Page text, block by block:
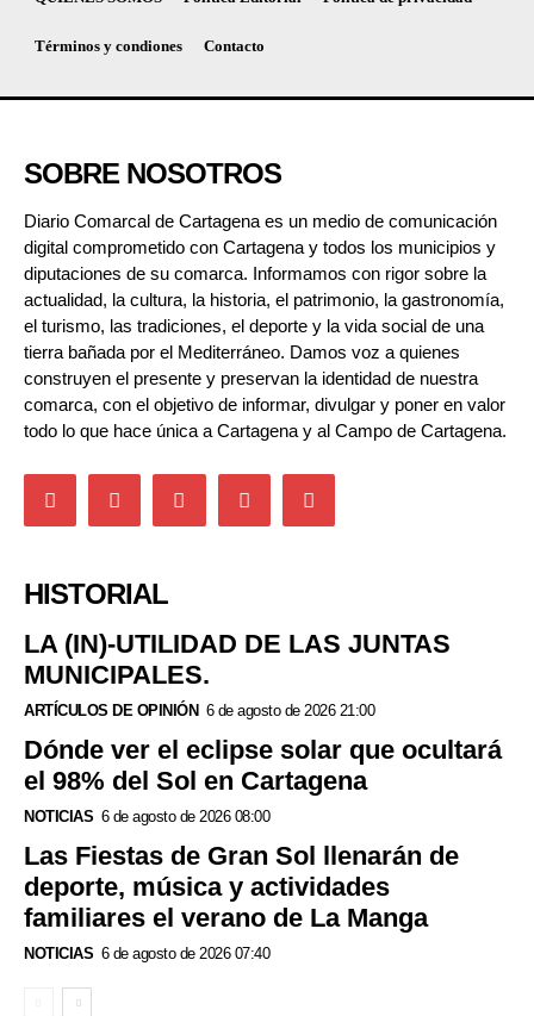
Términos y condiones Contacto
SOBRE NOSOTROS
Diario Comarcal de Cartagena es un medio de comunicación
digital comprometido con Cartagena y todos los municipios y
diputaciones de su comarca. Informamos con rigor sobre la
actualidad, la cultura, la historia, el patrimonio, la gastronomía,
el turismo, las tradiciones, el deporte y la vida social de una
tierra bañada por el Mediterráneo. Damos voz a quienes
construyen el presente y preservan la identidad de nuestra
comarca, con el objetivo de informar, divulgar y poner en valor
todo lo que hace única a Cartagena y al Campo de Cartagena.
HISTORIAL
LA (IN)-UTILIDAD DE LAS JUNTAS
MUNICIPALES.
ARTÍCULOS DE OPINIÓN 6 de agosto de 2026 21:00
Dónde ver el eclipse solar que ocultará
el 98% del Sol en Cartagena
NOTICIAS 6 de agosto de 2026 08:00
Las Fiestas de Gran Sol llenarán de
deporte, música y actividades
familiares el verano de La Manga
NOTICIAS 6 de agosto de 2026 07:40